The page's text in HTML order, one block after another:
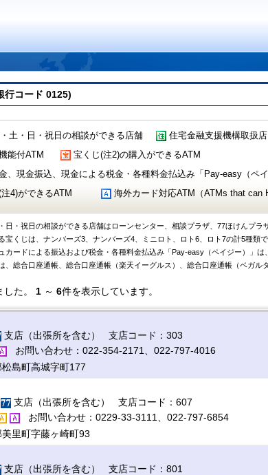
行コード 0125)
土・日・祝日の相談ができる店舗 住宅金融支援機構取扱店
能付ATM
宝くじ(注2)の購入ができるATM
、現金振込、現金による税金・各種料金払込み「Pay-easy（ペ
4)ができるATM
海外カード対応ATM（ATMs that can
日・祝日の相談ができる店舗はローンセンター、相談プラザ、77ほけんプラ
宝くじは、ナンバーズ3、ナンバーズ4、ミニロト、ロト6、ロト7の計5種類で
カードによる振込および税金・各種料金払込み「Pay-easy（ペイジー）」は
、総合口座通帳、総合口座通帳（楽天イーグルス）、総合口座通帳（ベガル
た。 1～ 6件を表示しています。
支店（出張所を含む） 支店コード：303
お問い合わせ：022-354-2171、022-797-4016
島町高城字町177
支店（出張所を含む） 支店コード：607
お問い合わせ：0229-33-3111、022-797-6854
里町字藤ヶ崎町93
支店（出張所を含む） 支店コード：801